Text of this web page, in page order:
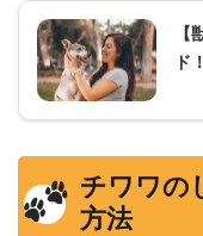
ド
チワワの
方法